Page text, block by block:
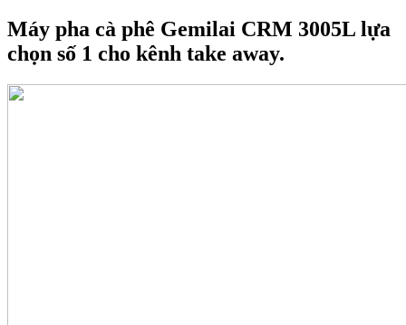
Máy pha cà phê Gemilai CRM 3005L lựa
chọn số 1 cho kênh take away.